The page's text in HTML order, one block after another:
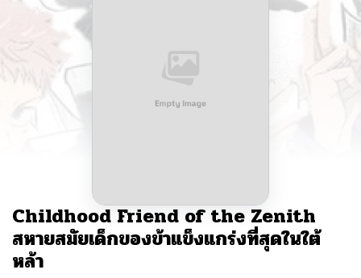
Childhood Friend of the Zenith
สหายสมัยเด็กของข้าแข็งแกร่งที่สุดในใต้
หล้า